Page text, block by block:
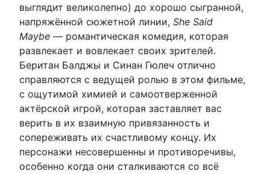
выглядит великолепно) до хорошо сыгранной,
напряжённой сюжетной линии, She Said
Maybe — романтическая комедия, которая
развлекает и вовлекает своих зрителей.
Беритан Балджы и Синан Гюлеч отлично
справляются с ведущей ролью в этом фильме,
с ощутимой химией и самоотверженной
актёрской игрой, которая заставляет вас
верить в их взаимную привязанность и
сопереживать их счастливому концу. Их
персонажи несовершенны и противоречивы,
особенно когда они сталкиваются со всё